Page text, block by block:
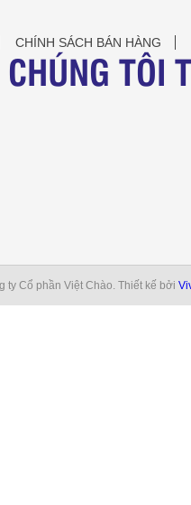
CHÍNH SÁCH BÁN HÀNG
TÔI
ty Cổ phần Việt Chào. Thiết kế bởi